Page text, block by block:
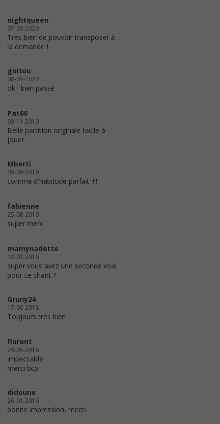
nightqueen
07-03-2020
Très bien de pouvoir transposer à
la demande !
guitou
08-01-2020
ok ! bien passé
Pat66
03-11-2019
Belle partition originale facile à
jouer.
Mberti
09-09-2019
comme d'habitude parfait !!!!
fabienne
25-08-2019
super merci
mamynadette
10-01-2019
super vous avez une seconde voix
pour ce chant ?
Gruny24
17-06-2018
Toujours très bien
florent
29-05-2018
impeccable
merci bcp
didoune
26-01-2016
bonne impression, merci